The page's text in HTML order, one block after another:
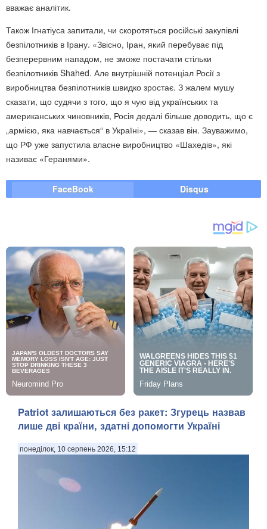
вважає аналітик.
Також Ігнатіуса запитали, чи скоротяться російські закупівлі
безпілотників в Ірану. «Звісно, Іран, який перебуває під
безперервним нападом, не зможе постачати стільки
безпілотників Shahed. Але внутрішній потенціал Росії з
виробництва безпілотників швидко зростає. З жалем мушу
сказати, що судячи з того, що я чую від українських та
американських чиновників, Росія дедалі більше доводить, що є
„армією, яка навчається“ в Україні», — сказав він. Зауважимо,
що РФ уже запустила власне виробництво «Шахедів», які
називає «Геранями».
FaceBook Disqus
Patriot залишаються без ракет: Згурець назвав
лише дві країни, здатні допомогти Україні
понеділок, 10 серпень 2026, 15:12